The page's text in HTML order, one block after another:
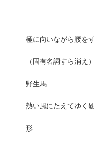
極に向いながら腰を
（固有名詞すら消え）
野生馬
熱い風にたえてゆく
形